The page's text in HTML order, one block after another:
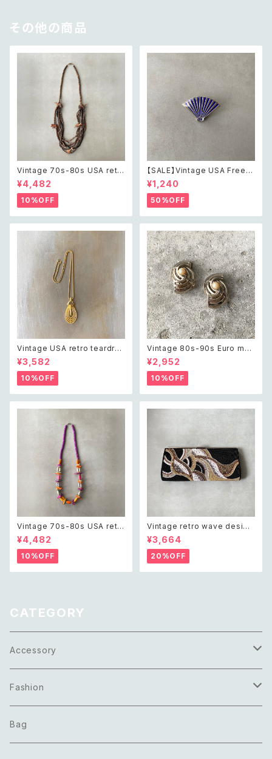
その他の商品
Vintage 70s-80s USA retr
o safari animal design wo
od beads long necklace レ
トロ アメリカ ヴィンテージ アク
セサリー サファリ アニマル デザ
イン ウッド ビーズ ロング ネッ
クレス
¥4,482
10%OFF
【SALE】Vintage USA Freem
ason order of the eastern
star hand fan pin brooch ア
メリカ ヴィンテージ アクセサリ
ー フリーメイソン オーダーオブ
ザ イースタンスター 扇子 ピン
ブローチ
¥1,240
50%OFF
Vintage USA retro teardro
p open charm necklace レ
トロ アメリカ ヴィンテージ アク
セサリー ゴールド ティアドロッ
プ オープン チャーム ネックレス
¥3,582
10%OFF
Vintage 80s-90s Euro mad
e in ITALY retro mode desi
gn earring ユーロ ヴィンテー
ジ アクセサリー イタリア製 レト
ロモード デザイン イヤリング
¥2,952
10%OFF
Vintage 70s-80s USA retr
o multicolor wood beads n
ecklace レトロ アメリカ ヴィン
テージ アクセサリー マルチカラ
ー ウッド ビーズ ネックレス
¥4,482
10%OFF
Vintage retro wave design
beads embroidery dark gr
een clutch bag レトロ ヴィン
テージ ウェーブ デザイン ビー
ズ刺繍 ブラック 黒 クラシカル
クラッチバッグ
¥3,664
20%OFF
CATEGORY
Accessory
Necklace
Pierce
Fashion
Tops
Bag